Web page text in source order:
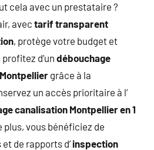
cela avec un prestataire ?
avec tarif transparent
, protège votre budget et
d’un débouchage
grâce à la
un accès prioritaire à l’
canalisation Montpellier en 1
plus, vous bénéficiez de
de rapports d’inspection